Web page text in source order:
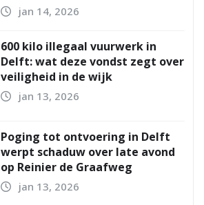
jan 14, 2026
600 kilo illegaal vuurwerk in
Delft: wat deze vondst zegt over
veiligheid in de wijk
jan 13, 2026
Poging tot ontvoering in Delft
werpt schaduw over late avond
op Reinier de Graafweg
jan 13, 2026